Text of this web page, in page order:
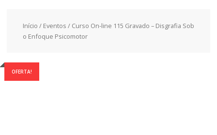
Início / Eventos / Curso On-line 115 Gravado – Disgrafia Sob
o Enfoque Psicomotor
OFERTA!